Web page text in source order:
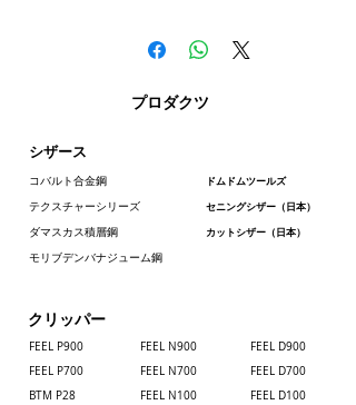
Shipping Methods
We deliver by EMS (Express Mail Service)
be due at the time of arrival.Please contact
the customs office in your county for more
For international shipments, items may not
be returned or exchanged except in the
case of defective or incorrect items.
receipt of order.
Customs duty and other taxes
CuCustoms duty and other taxes may be
we fully stand by it to ensure total customer
feelscissors you are covered by our
unconditional lifetime warranty, our
warranty, guarantee.
プロダクツ
シザース
コバルト合金鋼
テクスチャーシリーズ
ダマスカス積層鋼
ドムドムツールズ
セニングシザー（日本）
カットシザー（日本）
モリブデンバナジューム鋼
クリッパー
FEEL P900
FEEL P700
BTM P28
FEEL N900
​FEEL N700
FEEL N100
FEEL D900
FEEL D700
FEEL D100